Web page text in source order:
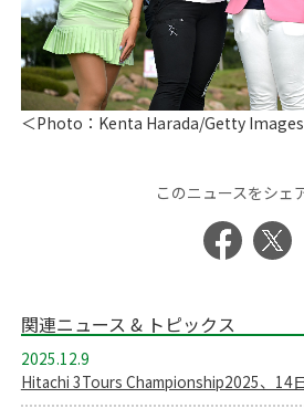
＜Photo：Kenta Harada/Getty
このニュースをシェ
関連ニュース & トピックス
2025.12.9
Hitachi 3Tours Championship2025、14